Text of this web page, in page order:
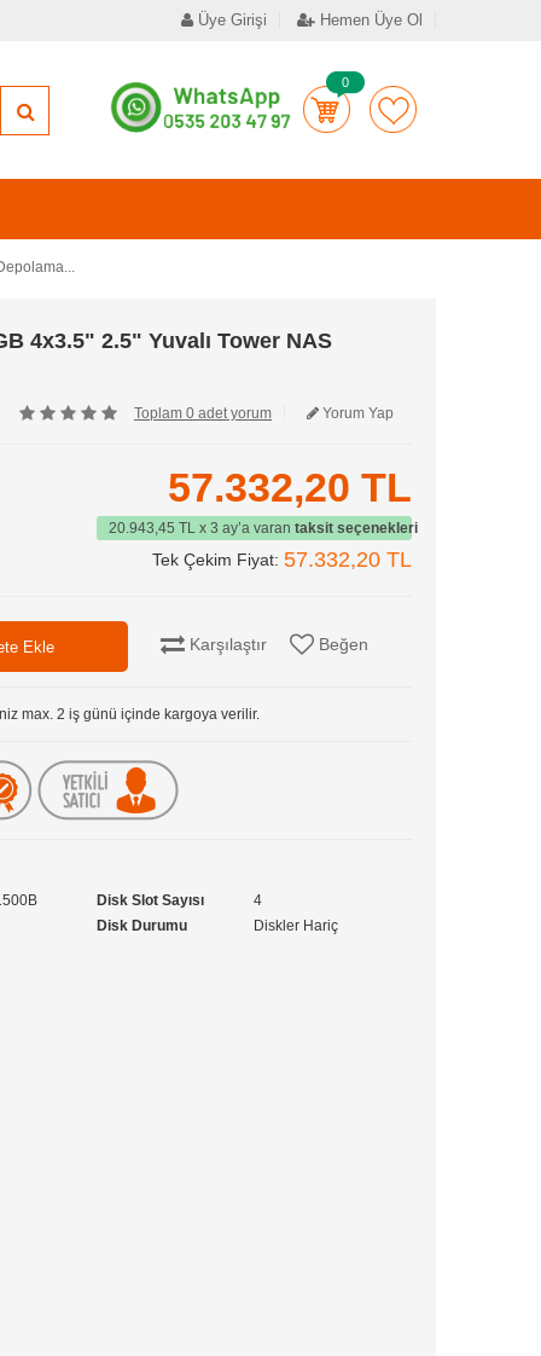
Üye Girişi Hemen Üye Ol
0
4x3.5" 2.5" Yuvalı Tower NAS
Toplam 0 adet yorum Yorum Yap
57.332,20 TL
20.943,45 TL x 3 ay’a varan taksit seçenekleri
Tek Çekim Fiyat: 57.332,20 TL
Karşılaştır Beğen
max. 2 iş günü içinde kargoya verilir.
Disk Slot Sayısı
4
Disk Durumu
Diskler Hariç